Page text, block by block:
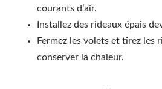
courants d’air.
Installez des rideaux épais
Fermez les volets et tirez les
conserver la chaleur.